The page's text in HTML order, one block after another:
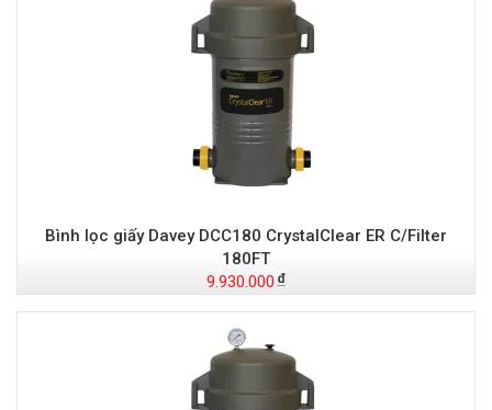
Bình lọc giấy Davey DCC180 CrystalClear ER C/Filter
180FT
9.930.000